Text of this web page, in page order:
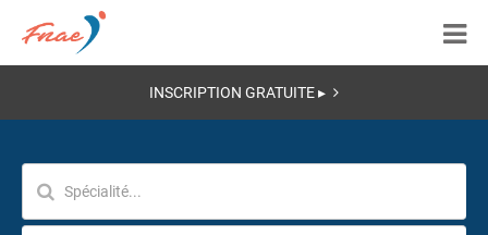
INSCRIPTION GRATUITE ▸